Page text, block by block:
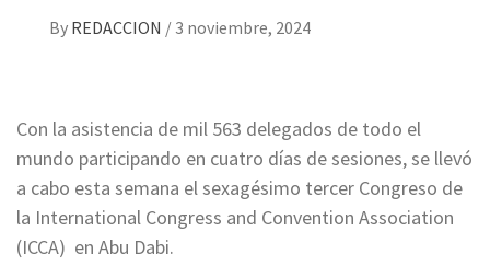
By REDACCION / 3 noviembre, 2024
Con la asistencia de mil 563 delegados de todo el
mundo participando en cuatro días de sesiones, se llevó
a cabo esta semana el sexagésimo tercer Congreso de
la International Congress and Convention Association
(ICCA) en Abu Dabi.